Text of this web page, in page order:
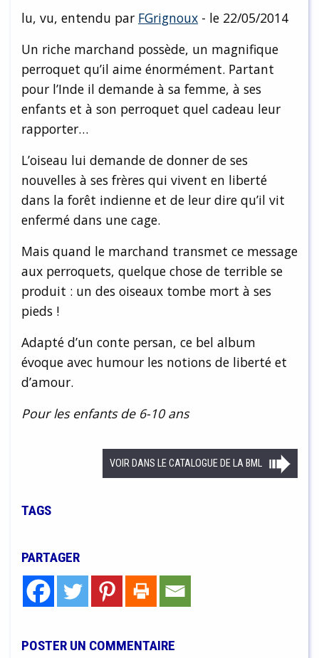
lu, vu, entendu par FGrignoux - le 22/05/2014
Un riche marchand possède, un magnifique
perroquet qu’il aime énormément. Partant
pour l’Inde il demande à sa femme, à ses
enfants et à son perroquet quel cadeau leur
rapporter…
L’oiseau lui demande de donner de ses
nouvelles à ses frères qui vivent en liberté
dans la forêt indienne et de leur dire qu’il vit
enfermé dans une cage.
Mais quand le marchand transmet ce message
aux perroquets, quelque chose de terrible se
produit : un des oiseaux tombe mort à ses
pieds !
Adapté d’un conte persan, ce bel album
évoque avec humour les notions de liberté et
d’amour.
Pour les enfants de 6-10 ans
VOIR DANS LE CATALOGUE DE LA BML
TAGS
PARTAGER
POSTER UN COMMENTAIRE